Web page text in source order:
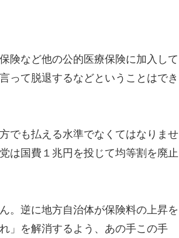
険など他の公的医療保険に加入して
って脱退するなどということはでき
でも払える水準でなくてはなりませ
は国費１兆円を投じて均等割を廃止
。逆に地方自治体が保険料の上昇を
」を解消するよう、あの手この手